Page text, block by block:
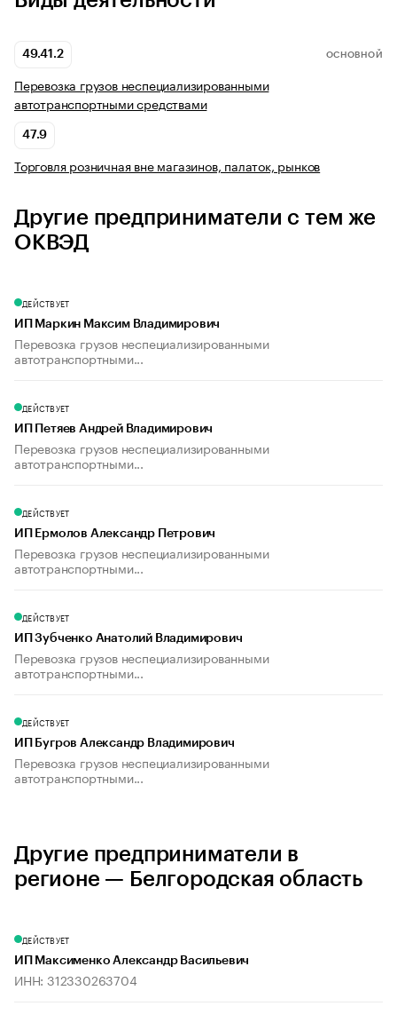
49.41.2 ОСНОВНОЙ
Перевозка грузов неспециализированными
автотранспортными средствами
47.9
Торговля розничная вне магазинов, палаток, рынков
Другие предприниматели с тем же
ОКВЭД
ДЕЙСТВУЕТ
ИП Маркин Максим Владимирович
Перевозка грузов неспециализированными
автотранспортными...
ДЕЙСТВУЕТ
ИП Петяев Андрей Владимирович
Перевозка грузов неспециализированными
автотранспортными...
ДЕЙСТВУЕТ
ИП Ермолов Александр Петрович
Перевозка грузов неспециализированными
автотранспортными...
ДЕЙСТВУЕТ
ИП Зубченко Анатолий Владимирович
Перевозка грузов неспециализированными
автотранспортными...
ДЕЙСТВУЕТ
ИП Бугров Александр Владимирович
Перевозка грузов неспециализированными
автотранспортными...
Другие предприниматели в
регионе — Белгородская область
ДЕЙСТВУЕТ
ИП Максименко Александр Васильевич
ИНН: 312330263704